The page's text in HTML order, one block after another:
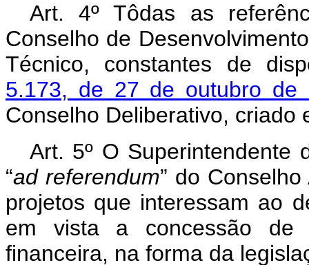
Art. 4º Tôdas as
Conselho de
Técnico, constantes de
5.173, de 27 de outubro de
Conselho Deliberativo, criado
Art. 5º O Superintendente
“ad referendum” do
projetos que interessam ao
em vista a concessão de
financeira, na forma da